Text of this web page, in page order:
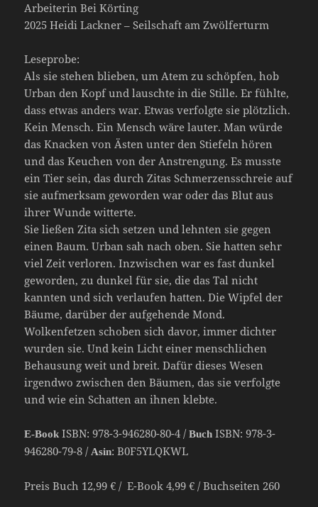
Arbeiterin Bei Körting
2025 Heidi Lackner – Seilschaft am Zwölferturm
Leseprobe:
Als sie stehen blieben, um Atem zu schöpfen, hob
Urban den Kopf und lauschte in die Stille. Er fühlte,
dass etwas anders war. Etwas verfolgte sie plötzlich.
Kein Mensch. Ein Mensch wäre lauter. Man würde
das Knacken von Ästen unter den Stiefeln hören
und das Keuchen von der Anstrengung. Es musste
ein Tier sein, das durch Zitas Schmerzensschreie auf
sie aufmerksam geworden war oder das Blut aus
ihrer Wunde witterte.
Sie ließen Zita sich setzen und lehnten sie gegen
einen Baum. Urban sah nach oben. Sie hatten sehr
viel Zeit verloren. Inzwischen war es fast dunkel
geworden, zu dunkel für sie, die das Tal nicht
kannten und sich verlaufen hatten. Die Wipfel der
Bäume, darüber der aufgehende Mond.
Wolkenfetzen schoben sich davor, immer dichter
wurden sie. Und kein Licht einer menschlichen
Behausung weit und breit. Dafür dieses Wesen
irgendwo zwischen den Bäumen, das sie verfolgte
und wie ein Schatten an ihnen klebte.
E-BookISBN: 978-3-946280-80-4 /BuchISBN: 978-3-
946280-79-8 /Asin: B0F5YLQKWL
Preis Buch 12,99 € / E-Book 4,99 € / Buchseiten 260